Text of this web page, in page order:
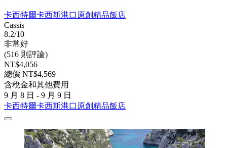
卡西特爾卡西斯港口原創精品飯店
Cassis
8.2/10
非常好
(516 則評論)
NT$4,056
總價 NT$4,569
含稅金和其他費用
9 月 8 日 - 9 月 9 日
卡西特爾卡西斯港口原創精品飯店